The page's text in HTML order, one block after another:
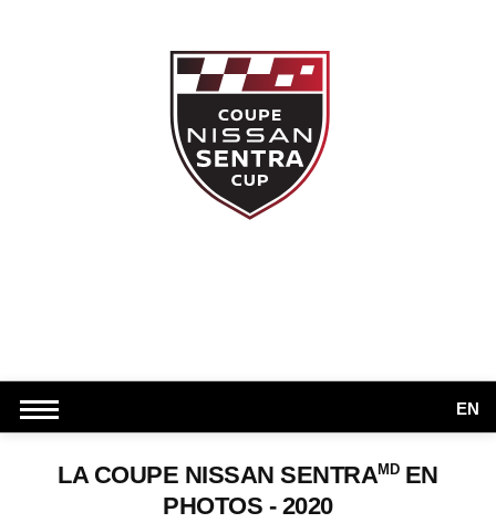
EN
LA COUPE NISSAN SENTRAMDEN
PHOTOS - 2020